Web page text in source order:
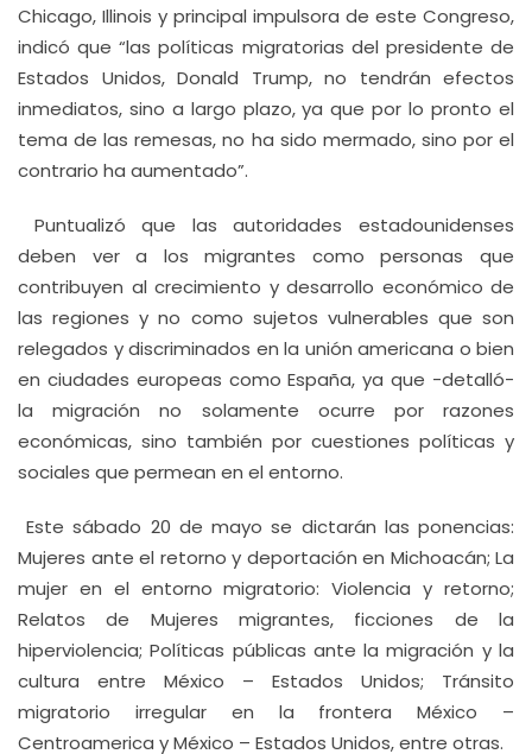
Chicago, Illinois y principal impulsora de este Congreso,
indicó que “las políticas migratorias del presidente de
Estados Unidos, Donald Trump, no tendrán efectos
inmediatos, sino a largo plazo, ya que por lo pronto el
tema de las remesas, no ha sido mermado, sino por el
contrario ha aumentado”.
Puntualizó que las autoridades estadounidenses
deben ver a los migrantes como personas que
contribuyen al crecimiento y desarrollo económico de
las regiones y no como sujetos vulnerables que son
relegados y discriminados en la unión americana o bien
en ciudades europeas como España, ya que -detalló-
la migración no solamente ocurre por razones
económicas, sino también por cuestiones políticas y
sociales que permean en el entorno.
Este sábado 20 de mayo se dictarán las ponencias:
Mujeres ante el retorno y deportación en Michoacán; La
mujer en el entorno migratorio: Violencia y retorno;
Relatos de Mujeres migrantes, ficciones de la
hiperviolencia; Políticas públicas ante la migración y la
cultura entre México – Estados Unidos; Tránsito
migratorio irregular en la frontera México –
Centroamerica y México – Estados Unidos, entre otras.